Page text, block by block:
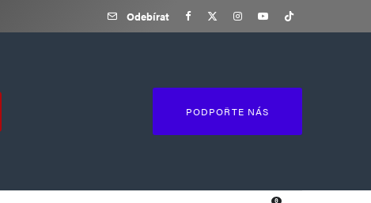
Odebírat
PODPOŘTE NÁS
0